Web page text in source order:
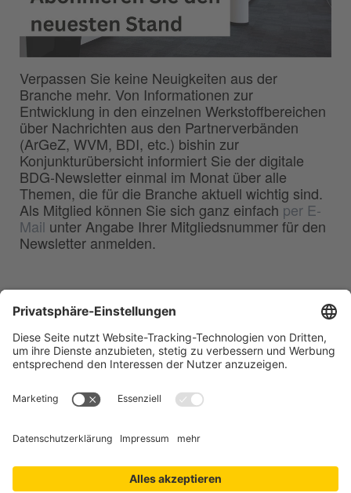
Verpassen Sie keine Neuigkeiten aus der
Branche mehr. Von Informationen zur
Entwicklung in den einzelnen Werkstoffbereichen
über Nachrichten aus den Partnerverbänden
(ArGeZ, WVM, BDI, etc.) bishin zur
Konjunkturübersicht informiert Sie der digitale
BDG-Newsletter einmal im Monat über alle
Themen, die für die Branche aktuell wichtig sind.
Als Mitglied können Sie sich ganz einfach per E-
Mail unter Angabe Ihrer Mitgliedsnummer für den
Newsletter anmelden.
Deutschen Gießerei-Industrie e.V.
40549 Düsseldorf
Telefon:0211 - 68 71 - 03
0211 - 68 71 - 3333